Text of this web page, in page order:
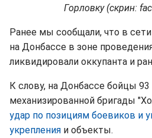
Горловку (скрин:
Ранее мы сообщали, что в
на Донбассе в зоне
ликвидировали оккупанта и
К слову, на Донбассе бойцы 93
механизированной бригады
удар по позициям боевиков и
укрепления и объекты.